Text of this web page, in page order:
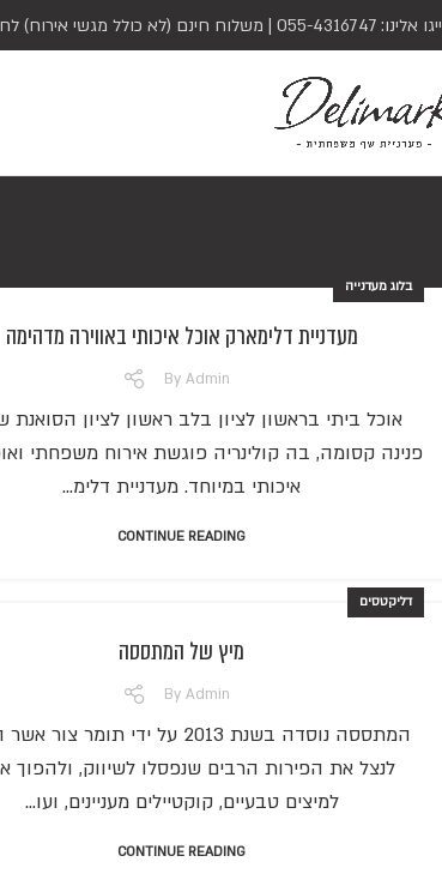
אלינו: 055-4316747 | משלוח חינם (לא כולל מגשי אירוח)
בלוג מעדנייה
מעדניית דלימארק אוכל איכותי באווירה מדהימה
By Admin
אוכל ביתי בראשון לציון בלב ראשון לציון הסואנת
פנינה קסומה, בה קולינריה פוגשת אירוח משפחתי
איכותי במיוחד. מעדניית דלימ...
CONTINUE READING
דליקטסים
מיץ של המתססה
By Admin
המתססה נוסדה בשנת 2013 על ידי תומר
לנצל את הפירות הרבים שנפסלו לשיווק, ולהפוך
למיצים טבעיים, קוקטיילים מעניינים, ועו...
CONTINUE READING